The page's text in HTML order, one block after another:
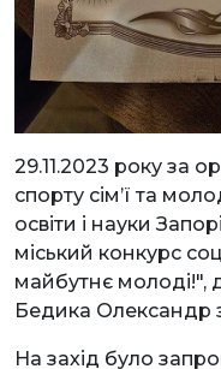
29.11.2023 року за
спорту сім’ї та
освіти і науки
міський конкурс
майбутнє молоді!",
Бедика Олександр
На захід було